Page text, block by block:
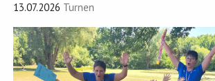
13.07.2026 Turnen